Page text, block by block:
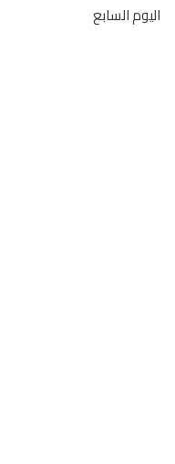
اليوم السابع